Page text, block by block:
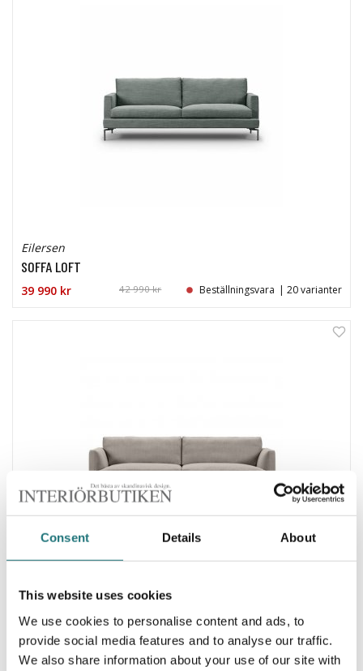
Consent Details About
This website uses cookies
We use cookies to personalise content and ads, to
provide social media features and to analyse our traffic.
We also share information about your use of our site with
Eilersen
SOFFA LOFT
39 990 kr 42 990 kr Beställningsvara | 20 varianter
Eilersen
SOFFA MISSION
46 990 kr Beställningsvara | 9 varianter